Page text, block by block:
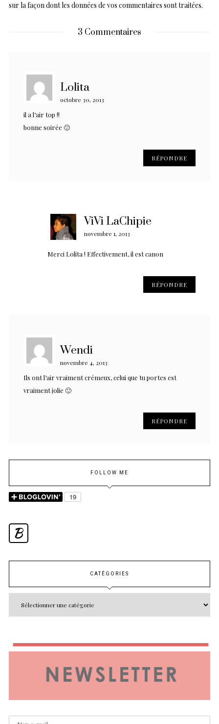
sur la façon dont les données de vos commentaires sont traitées.
3 Commentaires
Lolita
octobre 30, 2013
il a l’air top !!
bonne soirée 🙂
RÉPONDRE
ViVi LaChipie
novembre 1, 2013
Merci Lolita ! Effectivement, il est canon
RÉPONDRE
Wendi
novembre 4, 2013
Ils ont l’air vraiment crémeux, celui que tu portes est
vraiment jolie 🙂
RÉPONDRE
FOLLOW ME
B
CATÉGORIES